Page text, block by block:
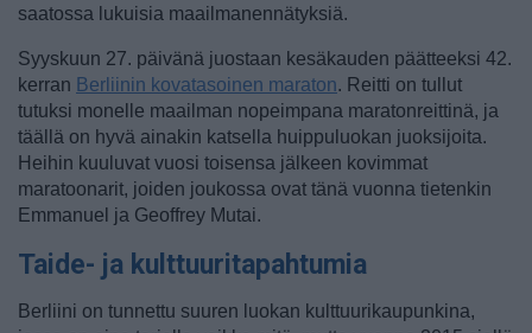
saatossa lukuisia maailmanennätyksiä.
Syyskuun 27. päivänä juostaan kesäkauden päätteeksi 42.
kerran Berliinin kovatasoinen maraton. Reitti on tullut
tutuksi monelle maailman nopeimpana maratonreittinä, ja
täällä on hyvä ainakin katsella huippuluokan juoksijoita.
Heihin kuuluvat vuosi toisensa jälkeen kovimmat
maratoonarit, joiden joukossa ovat tänä vuonna tietenkin
Emmanuel ja Geoffrey Mutai.
Taide- ja kulttuuritapahtumia
Berliini on tunnettu suuren luokan kulttuurikaupunkina,